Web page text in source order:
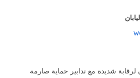
لرقابة شديدة مع تدابير حماية صارمة